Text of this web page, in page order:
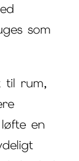
som
til rum,
en